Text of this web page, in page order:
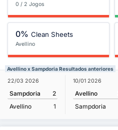
0 / 2 Jogos
0% Clean Sheets
Avellino
Avellino x Sampdoria Resultados anteriores
22/03 2026
Sampdoria
2
Avellino
1
10/01 2026
Avellino
Sampdoria